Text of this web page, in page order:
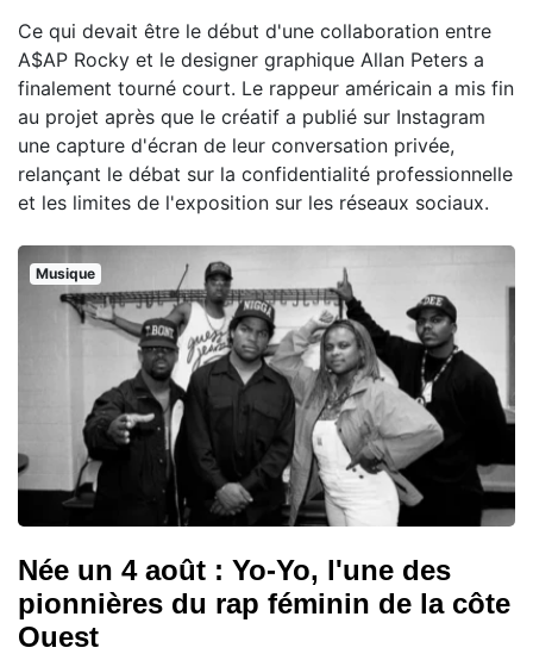
Ce qui devait être le début d'une collaboration entre
A$AP Rocky et le designer graphique Allan Peters a
finalement tourné court. Le rappeur américain a mis fin
au projet après que le créatif a publié sur Instagram
une capture d'écran de leur conversation privée,
relançant le débat sur la confidentialité professionnelle
et les limites de l'exposition sur les réseaux sociaux.
Musique
Née un 4 août : Yo-Yo, l'une des
pionnières du rap féminin de la côte
Ouest